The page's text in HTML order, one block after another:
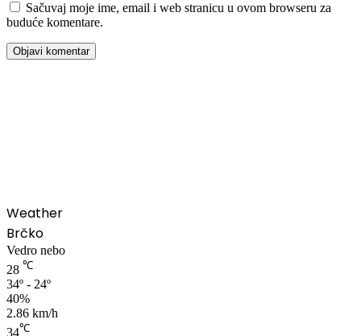
Sačuvaj moje ime, email i web stranicu u ovom browseru za
buduće komentare.
Weather
Brčko
Vedro nebo
28 ℃
34º - 24º
40%
2.86 km/h
34℃